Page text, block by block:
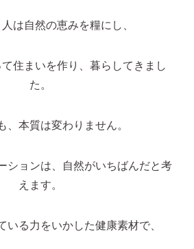
は自然の恵みを糧にし、
住まいを作り、暮らしてきまし
た。
、本質は変わりません。
ションは、自然がいちばんだと考
えます。
いる力をいかした健康素材で、